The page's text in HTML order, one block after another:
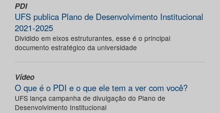
PDI
UFS publica Plano de Desenvolvimento Institucional
2021-2025
Dividido em eixos estruturantes, esse é o principal
documento estratégico da universidade
Vídeo
O que é o PDI e o que ele tem a ver com você?
UFS lança campanha de divulgação do Plano de
Desenvolvimento Institucional